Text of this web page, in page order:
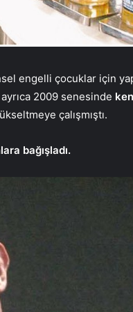
engelli çocuklar için
2009 senesinde
çalışmıştı.
bağışladı.